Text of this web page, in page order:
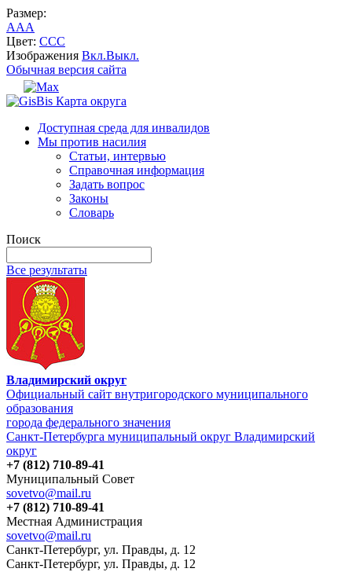
Размер:
AAA
Цвет: CCC
Изображения Вкл.Выкл.
Обычная версия сайта
Карта округа
Доступная среда для инвалидов
Мы против насилия
Статьи, интервью
Справочная информация
Задать вопрос
Законы
Словарь
Поиск
Все результаты
Владимирский округ
Официальный сайт внутригородского муниципального
образования
города федерального значения
Санкт-Петербурга муниципальный округ Владимирский
округ
+7 (812) 710-89-41
Муниципальный Совет
sovetvo@mail.ru
+7 (812) 710-89-41
Местная Администрация
sovetvo@mail.ru
Санкт-Петербург, ул. Правды, д. 12
Санкт-Петербург, ул. Правды, д. 12